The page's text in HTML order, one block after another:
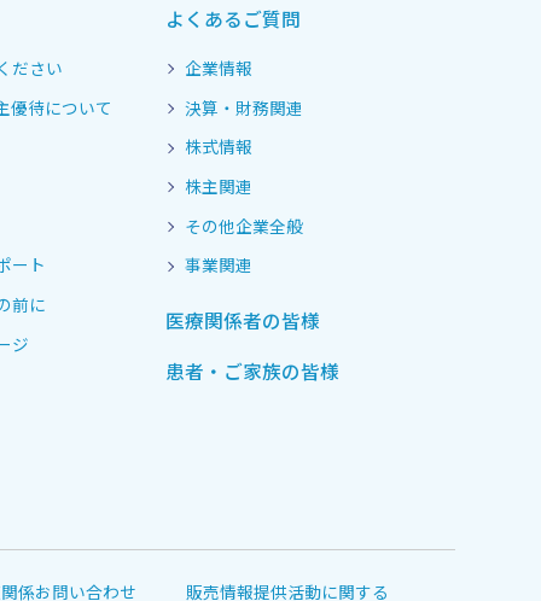
ださい
優待について
ート
前に
ジ
よくあるご質問
企業情報
決算・財務関連
株式情報
株主関連
その他企業全般
事業関連
医療関係者の皆様
患者・ご家族の皆様
係お問い合わせ 販売情報提供活動に関する